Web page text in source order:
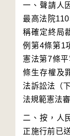
一、聲請人
最高法院
稱確定終局
例第4條第1
憲法第7條
條生存權及
法訴訟法（
二、按，人
正施行前已